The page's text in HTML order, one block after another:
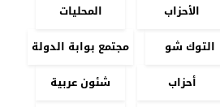
الأحزاب
المحليات
التوك شو
مجتمع بوابة الدولة
أحزاب
شئون عربية